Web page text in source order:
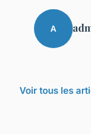
A
Voir tous les